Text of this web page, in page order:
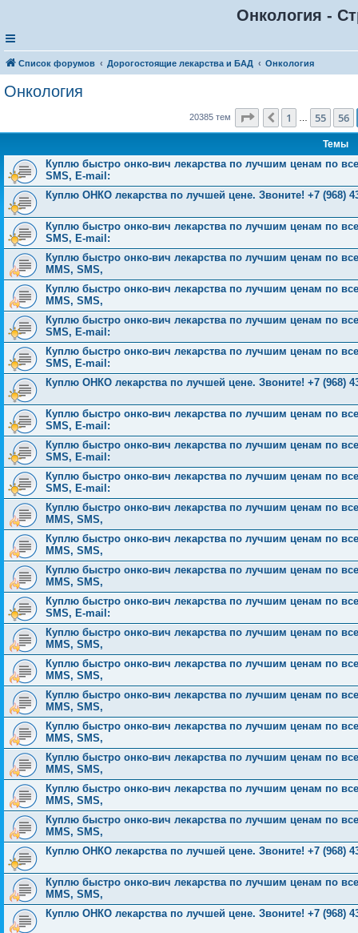
Онкология -
Список форумов Дорогостоящие лекарства и БАД Онкология
Онкология
20385 тем Страница 57из 816
Пред.
1 55 56
Темы
Куплю быстро онко-вич лекарства по лучшим ценам по
SMS, E-mail:
Куплю ОНКО лекарства по лучшей цене. Звоните! +7 (968)
Куплю быстро онко-вич лекарства по лучшим ценам по
SMS, E-mail:
Куплю быстро онко-вич лекарства по лучшим ценам по
MMS, SMS,
Куплю быстро онко-вич лекарства по лучшим ценам по
MMS, SMS,
Куплю быстро онко-вич лекарства по лучшим ценам по
SMS, E-mail:
Куплю быстро онко-вич лекарства по лучшим ценам по
SMS, E-mail:
Куплю ОНКО лекарства по лучшей цене. Звоните! +7 (968)
Куплю быстро онко-вич лекарства по лучшим ценам по
SMS, E-mail:
Куплю быстро онко-вич лекарства по лучшим ценам по
SMS, E-mail:
Куплю быстро онко-вич лекарства по лучшим ценам по
SMS, E-mail:
Куплю быстро онко-вич лекарства по лучшим ценам по
MMS, SMS,
Куплю быстро онко-вич лекарства по лучшим ценам по
MMS, SMS,
Куплю быстро онко-вич лекарства по лучшим ценам по
MMS, SMS,
Куплю быстро онко-вич лекарства по лучшим ценам по
SMS, E-mail:
Куплю быстро онко-вич лекарства по лучшим ценам по
MMS, SMS,
Куплю быстро онко-вич лекарства по лучшим ценам по
MMS, SMS,
Куплю быстро онко-вич лекарства по лучшим ценам по
MMS, SMS,
Куплю быстро онко-вич лекарства по лучшим ценам по
MMS, SMS,
Куплю быстро онко-вич лекарства по лучшим ценам по
MMS, SMS,
Куплю быстро онко-вич лекарства по лучшим ценам по
MMS, SMS,
Куплю быстро онко-вич лекарства по лучшим ценам по
MMS, SMS,
Куплю ОНКО лекарства по лучшей цене. Звоните! +7 (968)
Куплю быстро онко-вич лекарства по лучшим ценам по
MMS, SMS,
Куплю ОНКО лекарства по лучшей цене. Звоните! +7 (968)